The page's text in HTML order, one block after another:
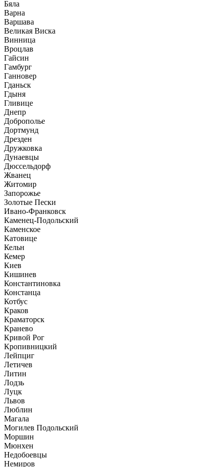
Бяла
Варна
Варшава
Великая Виска
Винница
Вроцлав
Гайсин
Гамбург
Ганновер
Гданьск
Гдыня
Гливице
Днепр
Доброполье
Дортмунд
Дрезден
Дружковка
Дунаевцы
Дюссельдорф
Жванец
Житомир
Запорожье
Золотые Пески
Ивано-Франковск
Каменец-Подольский
Каменское
Катовице
Кельн
Кемер
Киев
Кишинев
Константиновка
Констанца
Котбус
Краков
Краматорск
Кранево
Кривой Рог
Кропивницкий
Лейпциг
Летичев
Литин
Лодзь
Луцк
Львов
Люблин
Магала
Могилев Подольский
Моршин
Мюнхен
Недобоевцы
Немиров